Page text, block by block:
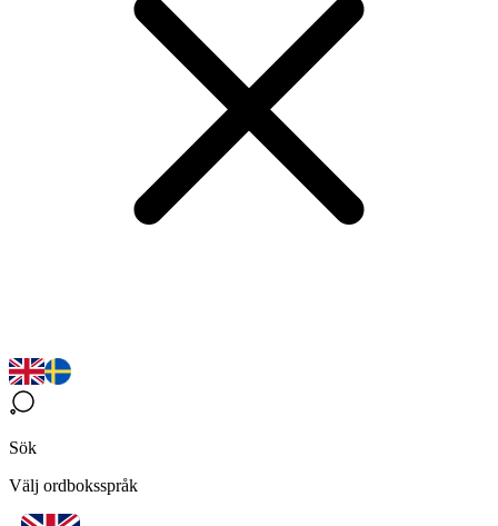
Sök
Välj ordboksspråk